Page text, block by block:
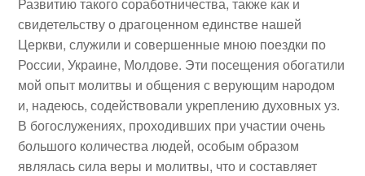
свидетельству о драгоценном единстве нашей
Церкви, служили и совершенные мною поездки по
России, Украине, Молдове. Эти посещения обогатили
мой опыт молитвы и общения с верующим народом
и, надеюсь, содействовали укреплению духовных уз.
В богослужениях, проходивших при участии очень
большого количества людей, особым образом
являлась сила веры и молитвы, что и составляет